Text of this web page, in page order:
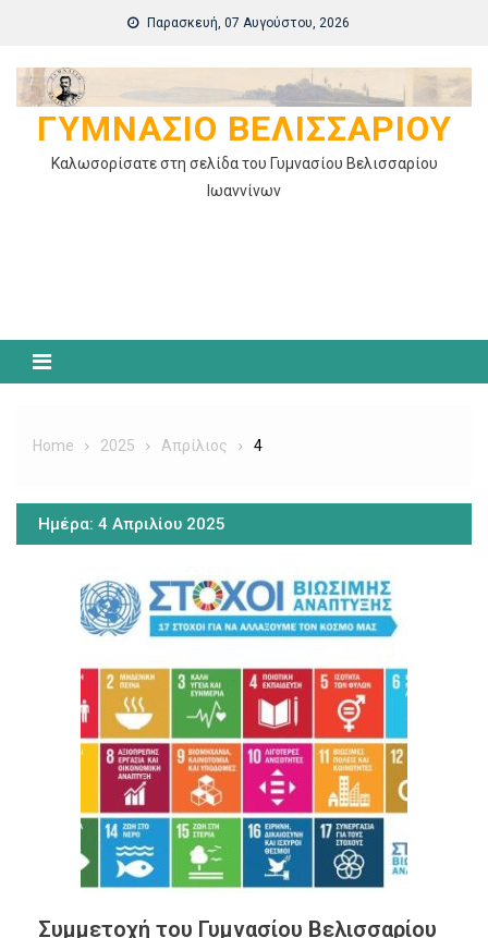
content
Παρασκευή, 07 Αυγούστου, 2026
ΓΥΜΝΆΣΙΟ ΒΕΛΙΣΣΑΡΊΟΥ
Καλωσορίσατε στη σελίδα του Γυμνασίου Βελισσαρίου
Ιωαννίνων
Home 2025 Απρίλιος 4
Ημέρα: 4 Απριλίου 2025
Συμμετοχή του Γυμνασίου Βελισσαρίου